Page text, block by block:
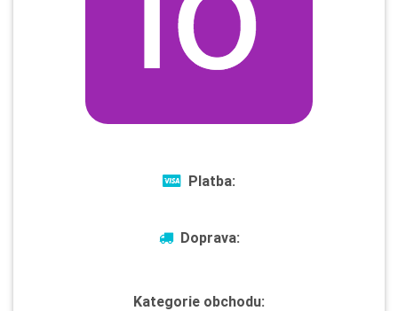
Platba:
Doprava:
Kategorie obchodu: